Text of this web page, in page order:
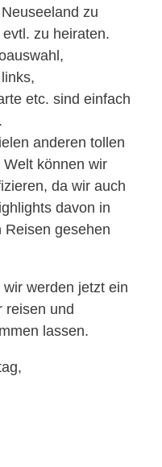
zu
zu heiraten.
etc. sind einfach
anderen tollen
können wir
da wir auch
davon in
Reisen gesehen
werden jetzt ein
reisen und
lassen.